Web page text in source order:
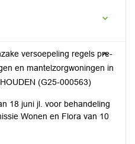
versoepeling regels pre-
en mantelzorgwoningen in
(G25-000563)
18 juni jl. voor behandeling
Wonen en Flora van 10